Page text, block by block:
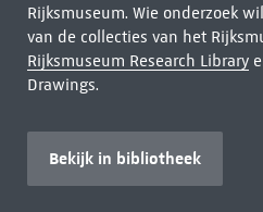
Rijksmuseum. Wie onderzoek
van de collecties van het
Rijksmuseum Research Library
Drawings.
Bekijk in bibliotheek